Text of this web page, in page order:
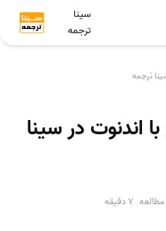
سینا
ترجمه
ترجمه
اندنوت در سینا
مطالعه 7 دقیقه